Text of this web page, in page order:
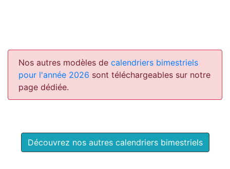
Nos autres modèles de calendriers bimestriels
pour l'année 2026 sont téléchargeables sur notre
page dédiée.
Découvrez nos autres calendriers bimestriels